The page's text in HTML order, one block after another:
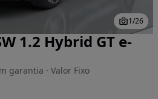
1/26
1.2 Hybrid GT e-
garantia · Valor Fixo